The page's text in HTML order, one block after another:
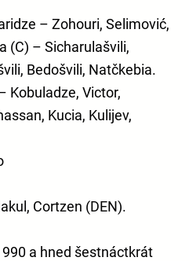
– Zohouri, Selimović,
(C) – Sicharulašvili,
Bedošvili, Natčkebia.
Kobuladze, Victor,
Kucia, Kulijev,
Cortzen (DEN).
a hned šestnáctkrát